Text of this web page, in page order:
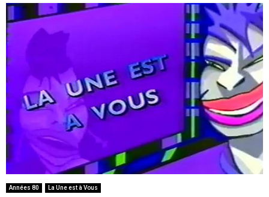
Années 80 La Une est à Vous